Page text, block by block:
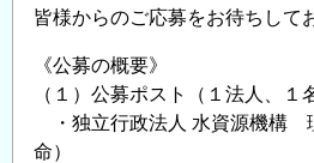
皆様からのご応募をお待ちして
《公募の概要》
（１）公募ポスト（１法人、１
・独立行政法人 水資源機構
命）